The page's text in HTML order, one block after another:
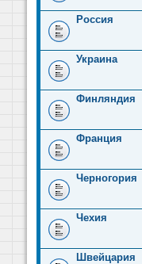
Россия
Украина
Финляндия
Франция
Черногория
Чехия
Швейцария